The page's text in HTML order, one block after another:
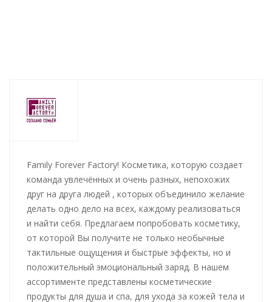
Family Forever Factory! Косметика, которую создает
команда увлечённых и очень разных, непохожих
друг на друга людей , которых объединило желание
делать одно дело на всех, каждому реализоваться
и найти себя. Предлагаем попробовать косметику,
от которой Вы получите не только необычные
тактильные ощущения и быстрые эффекты, но и
положительный эмоциональный заряд. В нашем
ассортименте представлены косметические
продукты для душа и спа, для ухода за кожей тела и